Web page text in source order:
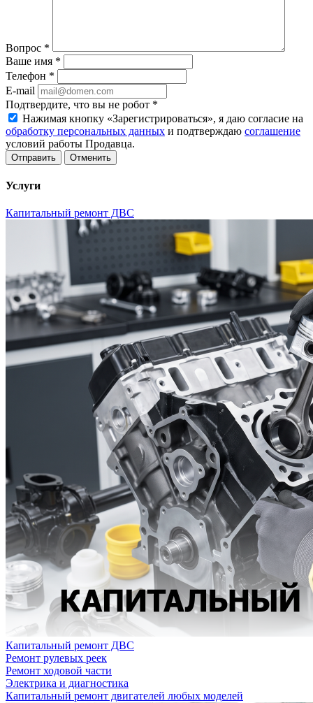
Вопрос *
Ваше имя *
Телефон *
E-mail
Подтвердите, что вы не робот *
Нажимая кнопку «Зарегистрироваться», я даю согласие на
обработку персональных данных и подтверждаю соглашение
условий работы Продавца.
Отменить
Услуги
Капитальный ремонт ДВС
Капитальный ремонт ДВС
Ремонт рулевых реек
Ремонт ходовой части
Электрика и диагностика
Капитальный ремонт двигателей любых моделей